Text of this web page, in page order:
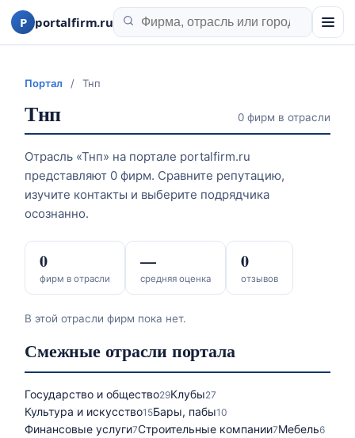
P portalfirm.ru
Портал / Тнп
Тнп 0 фирм в отрасли
Отрасль «Тнп» на портале portalfirm.ru
представляют 0 фирм. Сравните репутацию,
изучите контакты и выберите подрядчика
осознанно.
фирм в отрасли
0
средняя оценка
—
отзывов
0
В этой отрасли фирм пока нет.
Смежные отрасли портала
Государство и общество29Клубы27
Культура и искусство15Бары, пабы10
Финансовые услуги7Строительные компании7Мебель6